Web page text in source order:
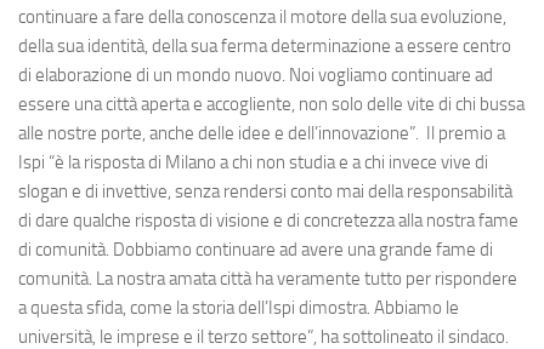
continuare a fare della conoscenza il motore della sua evoluzione,
della sua identità, della sua ferma determinazione a essere centro
di elaborazione di un mondo nuovo. Noi vogliamo continuare ad
essere una città aperta e accogliente, non solo delle vite di chi bussa
alle nostre porte, anche delle idee e dell’innovazione”. Il premio a
Ispi “è la risposta di Milano a chi non studia e a chi invece vive di
slogan e di invettive, senza rendersi conto mai della responsabilità
di dare qualche risposta di visione e di concretezza alla nostra fame
di comunità. Dobbiamo continuare ad avere una grande fame di
comunità. La nostra amata città ha veramente tutto per rispondere
a questa sfida, come la storia dell’Ispi dimostra. Abbiamo le
università, le imprese e il terzo settore”, ha sottolineato il sindaco.